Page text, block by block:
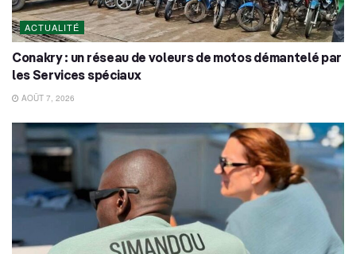
ACTUALITÉ
Conakry : un réseau de voleurs de motos démantelé par
les Services spéciaux
AOÛT 7, 2026